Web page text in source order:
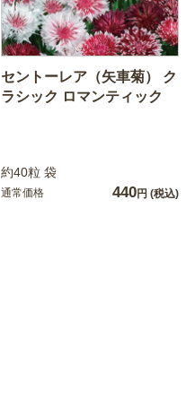
セントーレア（矢車菊） ク
ラシック ロマンティック
約40粒 袋
通常価格 440円 (税込)